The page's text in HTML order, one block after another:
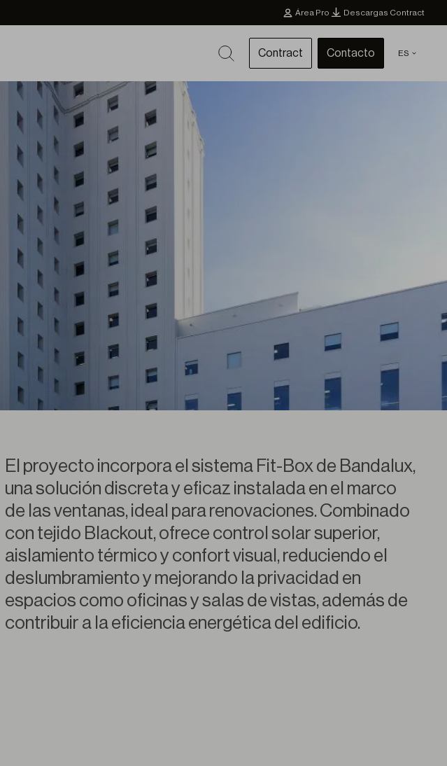
Área Pro Descargas Contract
Contract Contacto ES
El proyecto incorpora el sistema Fit-Box de Bandalux,
una solución discreta y eficaz instalada en el marco
de las ventanas, ideal para renovaciones. Combinado
con tejido Blackout, ofrece control solar superior,
aislamiento térmico y confort visual, reduciendo el
deslumbramiento y mejorando la privacidad en
espacios como oficinas y salas de vistas, además de
contribuir a la eficiencia energética del edificio.